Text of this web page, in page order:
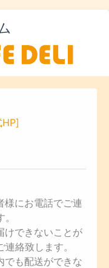
様にお電話でご連
けできないことが
絡致します。
でも配送ができな